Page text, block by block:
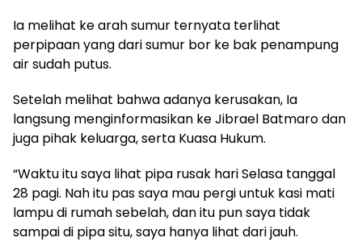
Ia melihat ke arah sumur ternyata terlihat
perpipaan yang dari sumur bor ke bak penampung
air sudah putus.
Setelah melihat bahwa adanya kerusakan, Ia
langsung menginformasikan ke Jibrael Batmaro dan
juga pihak keluarga, serta Kuasa Hukum.
“Waktu itu saya lihat pipa rusak hari Selasa tanggal
28 pagi. Nah itu pas saya mau pergi untuk kasi mati
lampu di rumah sebelah, dan itu pun saya tidak
sampai di pipa situ, saya hanya lihat dari jauh.